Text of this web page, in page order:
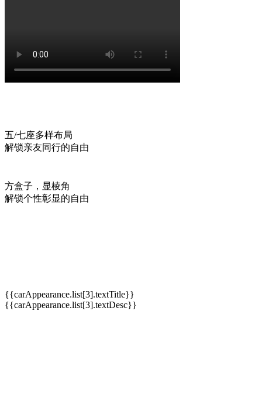
五/七座多样布局
解锁亲友同行的自由
方盒子，显棱角
解锁个性彰显的自由
{{carAppearance.list[3].textTitle}}
{{carAppearance.list[3].textDesc}}